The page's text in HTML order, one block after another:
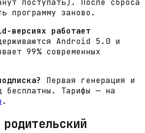
поступать). После сброса
программу заново.
версиях работает
Android 5.0 и
99% современных
Первая генерация и
бесплатны. Тарифы — на
.